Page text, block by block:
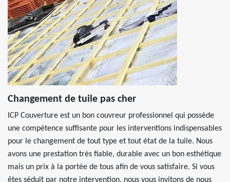
Changement de tuile pas cher
ICP Couverture est un bon couvreur professionnel qui possède
une compétence suffisante pour les interventions indispensables
pour le changement de tout type et tout état de la tuile. Nous
avons une prestation très fiable, durable avec un bon esthétique
mais un prix à la portée de tous afin de vous satisfaire. Si vous
êtes séduit par notre intervention, nous vous invitons de nous